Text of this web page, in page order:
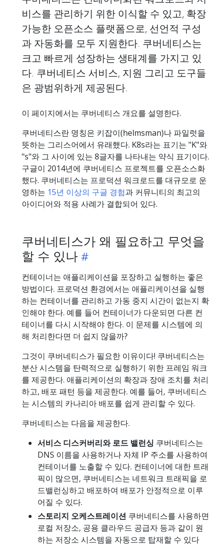
비스를 관리하기 위한 이식할 수 있고, 확장
가능한 오픈소스 플랫폼으로, 선언적 구성
과 자동화를 모두 지원한다. 쿠버네티스는
크고 빠르게 성장하는 생태계를 가지고 있
다. 쿠버네티스 서비스, 지원 그리고 도구들
은 광범위하게 제공된다.
이 페이지에서는 쿠버네티스 개요를 설명한다.
쿠버네티스란 명칭은 키잡이(helmsman)나 파일럿을
뜻하는 그리스어에서 유래했다. K8s라는 표기는 "K"와
"s"와 그 사이에 있는 8글자를 나타내는 약식 표기이다.
구글이 2014년에 쿠버네티스 프로젝트를 오픈소스화
했다. 쿠버네티스는 프로덕션 워크로드를 대규모로 운
영하는 15년 이상의 구글 경험과 커뮤니티의 최고의
아이디어와 적용 사례가 결합되어 있다.
쿠버네티스가 왜 필요하고 무엇을
할 수 있나
컨테이너는 애플리케이션을 포장하고 실행하는 좋은
방법이다. 프로덕션 환경에서는 애플리케이션을 실행
하는 컨테이너를 관리하고 가동 중지 시간이 없는지 확
인해야 한다. 예를 들어 컨테이너가 다운되면 다른 컨
테이너를 다시 시작해야 한다. 이 문제를 시스템에 의
해 처리한다면 더 쉽지 않을까?
그것이 쿠버네티스가 필요한 이유이다! 쿠버네티스는
분산 시스템을 탄력적으로 실행하기 위한 프레임 워크
를 제공한다. 애플리케이션의 확장과 장애 조치를 처리
하고, 배포 패턴 등을 제공한다. 예를 들어, 쿠버네티스
는 시스템의 카나리아 배포를 쉽게 관리할 수 있다.
쿠버네티스는 다음을 제공한다.
서비스 디스커버리와 로드 밸런싱 쿠버네티스는
DNS 이름을 사용하거나 자체 IP 주소를 사용하여
컨테이너를 노출할 수 있다. 컨테이너에 대한 트래
픽이 많으면, 쿠버네티스는 네트워크 트래픽을 로
드밸런싱하고 배포하여 배포가 안정적으로 이루
어질 수 있다.
스토리지 오케스트레이션 쿠버네티스를 사용하면
로컬 저장소, 공용 클라우드 공급자 등과 같이 원
하는 저장소 시스템을 자동으로 탑재할 수 있다